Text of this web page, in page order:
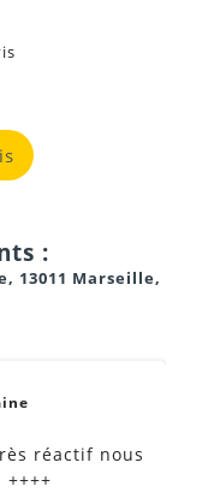
:
13011 Marseille,
réactif nous